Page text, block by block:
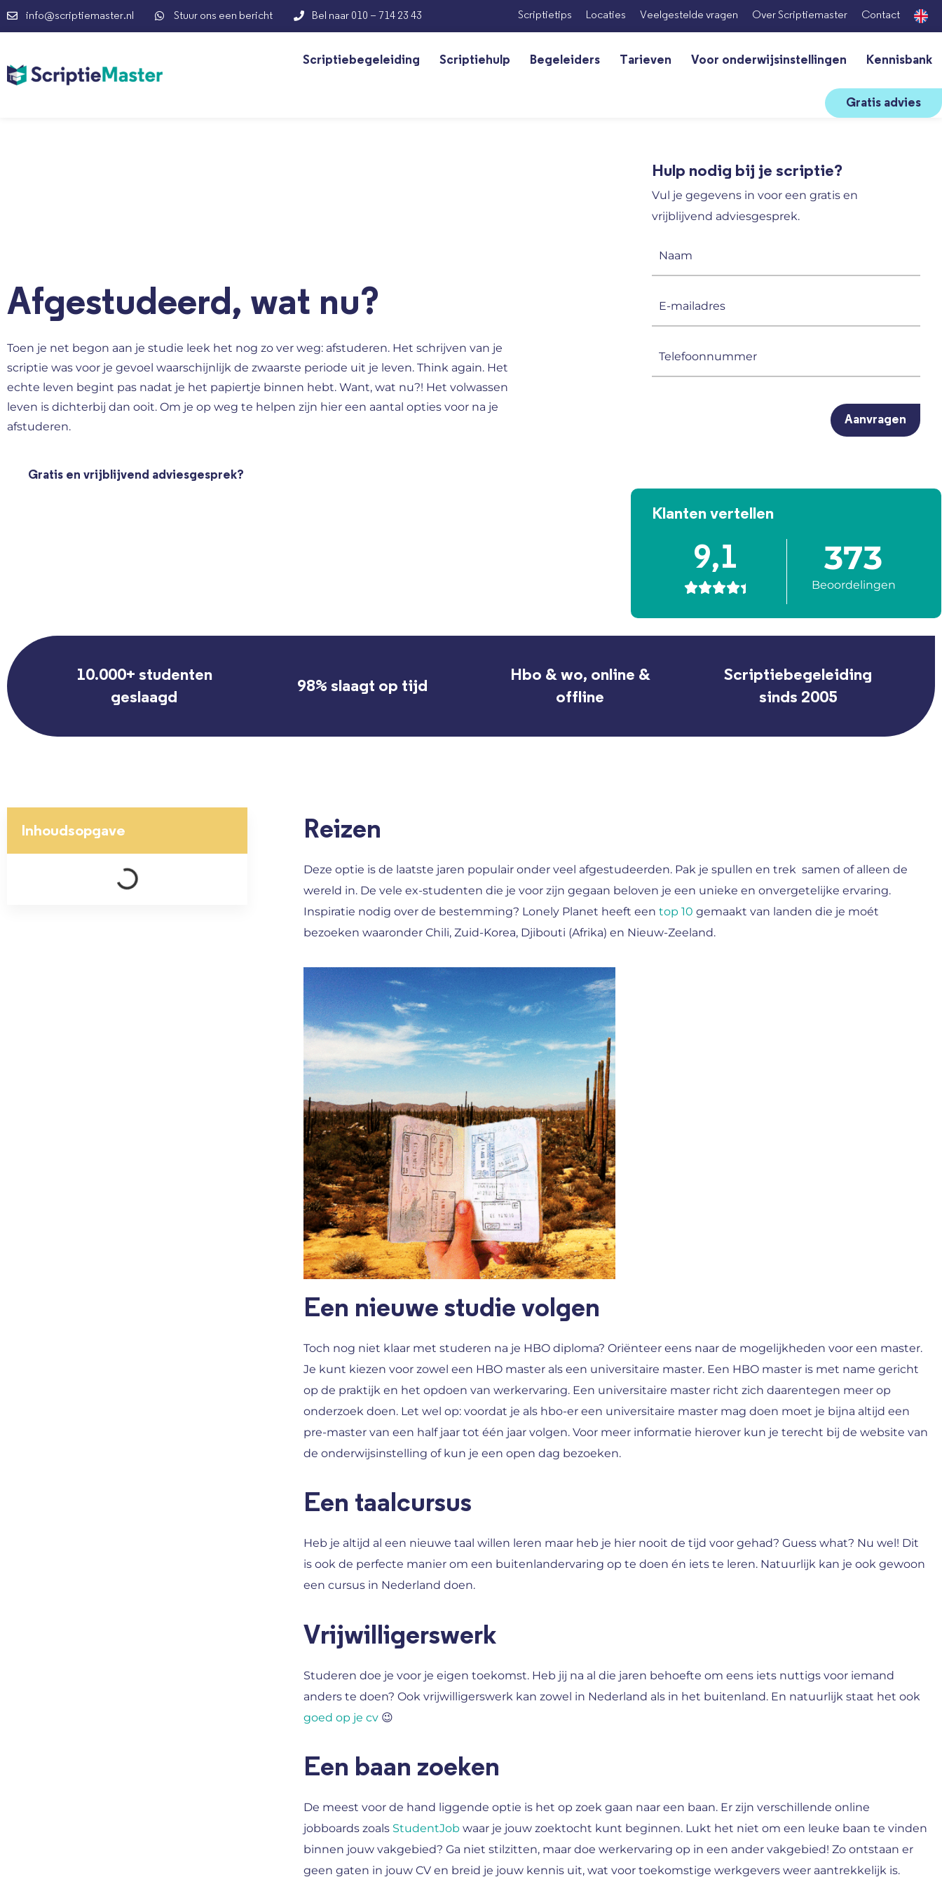
info@scriptiemaster.nl Stuur ons een bericht Bel naar 010 – 714 23 43 Scriptietips Locaties Veelgestelde vragen Over Scriptiemaster Contact
Scriptiebegeleiding Scriptiehulp Begeleiders Tarieven Voor onderwijsinstellingen Kennisbank
Gratis advies
Afgestudeerd, wat nu?
Toen je net begon aan je studie leek het nog zo ver weg: afstuderen. Het schrijven van je
scriptie was voor je gevoel waarschijnlijk de zwaarste periode uit je leven. Think again. Het
echte leven begint pas nadat je het papiertje binnen hebt. Want, wat nu?! Het volwassen
leven is dichterbij dan ooit. Om je op weg te helpen zijn hier een aantal opties voor na je
afstuderen.
Gratis en vrijblijvend adviesgesprek?
Hulp nodig bij je scriptie?
Vul je gegevens in voor een gratis en
vrijblijvend adviesgesprek.
Klanten vertellen
9,1

373
Beoordelingen
10.000+ studenten
geslaagd
98% slaagt op tijd
Hbo & wo, online &
offline
Scriptiebegeleiding
sinds 2005
Inhoudsopgave Reizen
Deze optie is de laatste jaren populair onder veel afgestudeerden. Pak je spullen en trek samen of alleen de
wereld in. De vele ex-studenten die je voor zijn gegaan beloven je een unieke en onvergetelijke ervaring.
Inspiratie nodig over de bestemming? Lonely Planet heeft een top 10 gemaakt van landen die je moét
bezoeken waaronder Chili, Zuid-Korea, Djibouti (Afrika) en Nieuw-Zeeland.
Een nieuwe studie volgen
Toch nog niet klaar met studeren na je HBO diploma? Oriënteer eens naar de mogelijkheden voor een master.
Je kunt kiezen voor zowel een HBO master als een universitaire master. Een HBO master is met name gericht
op de praktijk en het opdoen van werkervaring. Een universitaire master richt zich daarentegen meer op
onderzoek doen. Let wel op: voordat je als hbo-er een universitaire master mag doen moet je bijna altijd een
pre-master van een half jaar tot één jaar volgen. Voor meer informatie hierover kun je terecht bij de website van
de onderwijsinstelling of kun je een open dag bezoeken.
Een taalcursus
Heb je altijd al een nieuwe taal willen leren maar heb je hier nooit de tijd voor gehad? Guess what? Nu wel! Dit
is ook de perfecte manier om een buitenlandervaring op te doen én iets te leren. Natuurlijk kan je ook gewoon
een cursus in Nederland doen.
Vrijwilligerswerk
Studeren doe je voor je eigen toekomst. Heb jij na al die jaren behoefte om eens iets nuttigs voor iemand
anders te doen? Ook vrijwilligerswerk kan zowel in Nederland als in het buitenland. En natuurlijk staat het ook
goed op je cv😉
Een baan zoeken
De meest voor de hand liggende optie is het op zoek gaan naar een baan. Er zijn verschillende online
jobboards zoals StudentJob waar je jouw zoektocht kunt beginnen. Lukt het niet om een leuke baan te vinden
binnen jouw vakgebied? Ga niet stilzitten, maar doe werkervaring op in een ander vakgebied! Zo ontstaan er
geen gaten in jouw CV en breid je jouw kennis uit, wat voor toekomstige werkgevers weer aantrekkelijk is.